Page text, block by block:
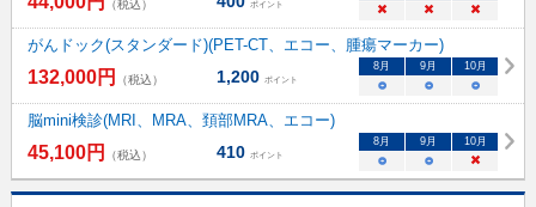
（税込） ポイント × × ×
がんドック(スタンダード)(PET-CT、エコー、腫瘍マーカー)
132,000円 （税込） 1,200 ポイント
8月 9月 10月
○ ○ ○
脳mini検診(MRI、MRA、頚部MRA、エコー)
45,100円 （税込） 410 ポイント
8月 9月 10月
○ ○ ×